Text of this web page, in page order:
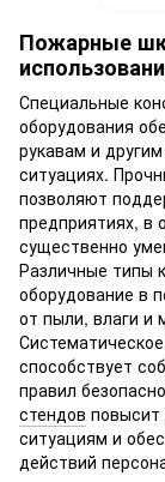
Пожарные
Специальные
оборудования
рукавам и
ситуациях.
позволяют
предприятиях, в
существенно
Различные типы
оборудование в
от пыли, влаги и
способствует
правил
стендов повысит
ситуациям и
действий